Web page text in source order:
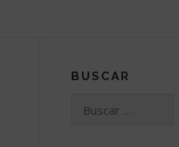
BUSCAR